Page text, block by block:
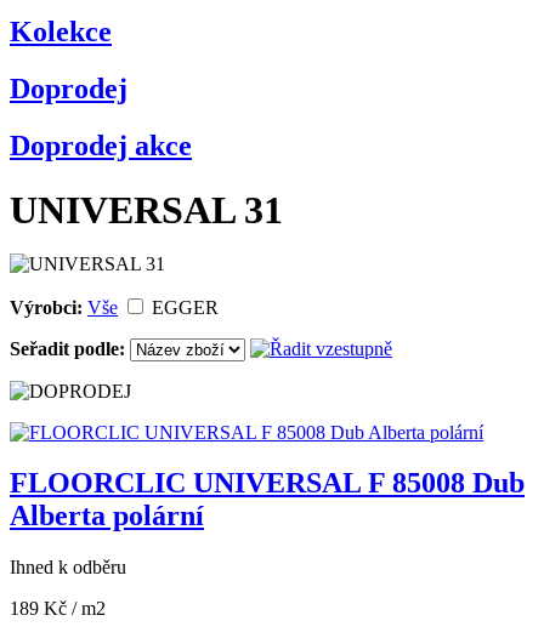
Kolekce
Doprodej
Doprodej akce
UNIVERSAL 31
Výrobci: Vše
EGGER
Seřadit podle:
FLOORCLIC UNIVERSAL F 85008 Dub
Alberta polární
Ihned k odběru
189 Kč / m2